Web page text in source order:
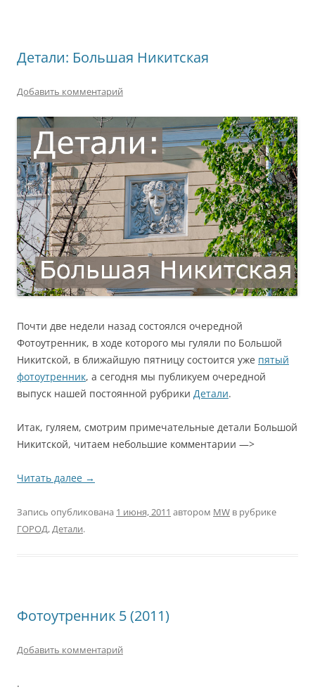
Детали: Большая Никитская
Добавить комментарий
Почти две недели назад состоялся очередной
Фотоутренник, в ходе которого мы гуляли по Большой
Никитской, в ближайшую пятницу состоится уже пятый
фотоутренник, а сегодня мы публикуем очередной
выпуск нашей постоянной рубрики Детали.
Итак, гуляем, смотрим примечательные детали Большой
Никитской, читаем небольшие комментарии —>
Читать далее →
Запись опубликована 1 июня, 2011 автором MW в рубрике
ГОРОД,Детали.
Фотоутренник 5 (2011)
Добавить комментарий
.